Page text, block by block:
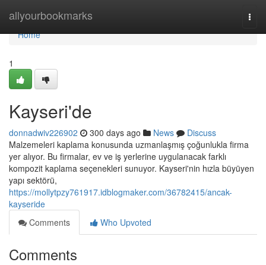
allyourbookmarks
Home
Home
1
Kayseri'de
donnadwiv226902 300 days ago News
Discuss
Malzemeleri kaplama konusunda uzmanlaşmış çoğunlukla firma
yer alıyor. Bu firmalar, ev ve iş yerlerine uygulanacak farklı
kompozit kaplama seçenekleri sunuyor. Kayseri'nin hızla büyüyen
yapı sektörü,
https://mollytpzy761917.idblogmaker.com/36782415/ancak-
kayseride
Comments
Who Upvoted
Comments